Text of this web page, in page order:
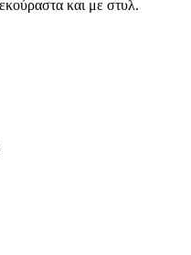
και με στυλ.